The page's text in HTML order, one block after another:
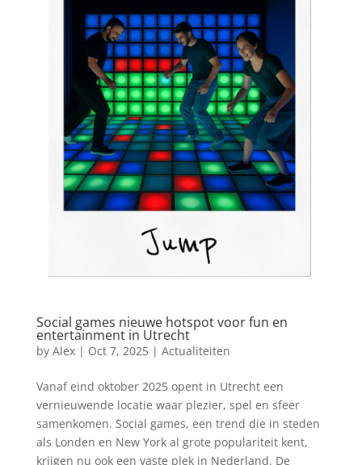
Social games nieuwe hotspot voor fun en
entertainment in Utrecht
by Alex| Oct 7, 2025| Actualiteiten
Vanaf eind oktober 2025 opent in Utrecht een
vernieuwende locatie waar plezier, spel en sfeer
samenkomen. Social games, een trend die in steden
als Londen en New York al grote populariteit kent,
krijgen nu ook een vaste plek in Nederland. De